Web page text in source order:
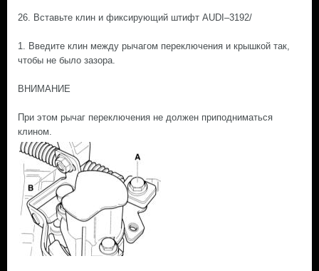
26. Вставьте клин и фиксирующий штифт AUDI–3192/
1. Введите клин между рычагом переключения и крышкой так,
чтобы не было зазора.
ВНИМАНИЕ
При этом рычаг переключения не должен приподниматься
клином.